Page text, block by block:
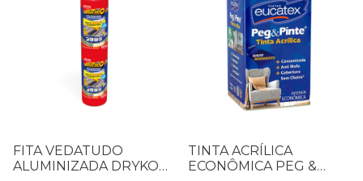
FITA VEDATUDO
ALUMINIZADA DRYKO
TINTA ACRÍLICA
ECONÔMICA PEG &